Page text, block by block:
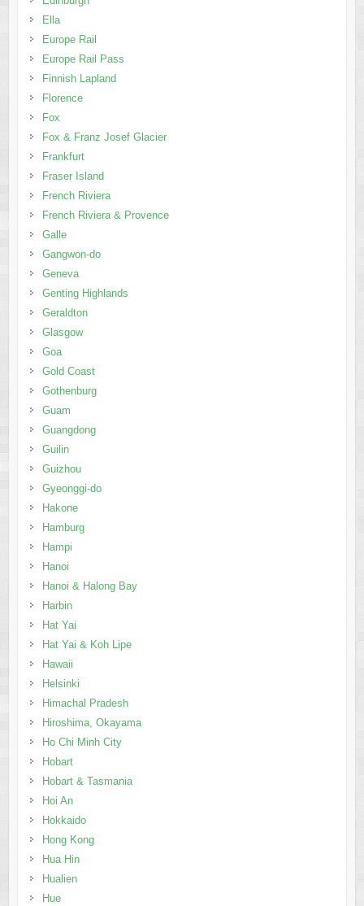
Ella
Europe Rail
Europe Rail Pass
Finnish Lapland
Florence
Fox
Fox & Franz Josef Glacier
Frankfurt
Fraser Island
French Riviera
French Riviera & Provence
Galle
Gangwon-do
Geneva
Genting Highlands
Geraldton
Glasgow
Goa
Gold Coast
Gothenburg
Guam
Guangdong
Guilin
Guizhou
Gyeonggi-do
Hakone
Hamburg
Hampi
Hanoi
Hanoi & Halong Bay
Harbin
Hat Yai
Hat Yai & Koh Lipe
Hawaii
Helsinki
Himachal Pradesh
Hiroshima, Okayama
Ho Chi Minh City
Hobart
Hobart & Tasmania
Hoi An
Hokkaido
Hong Kong
Hua Hin
Hualien
Hue